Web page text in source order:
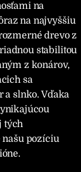
na
na najvyššiu
drevo z
stabilitou
z konárov,
sa
a slnko. Vďaka
tých
pozíciu